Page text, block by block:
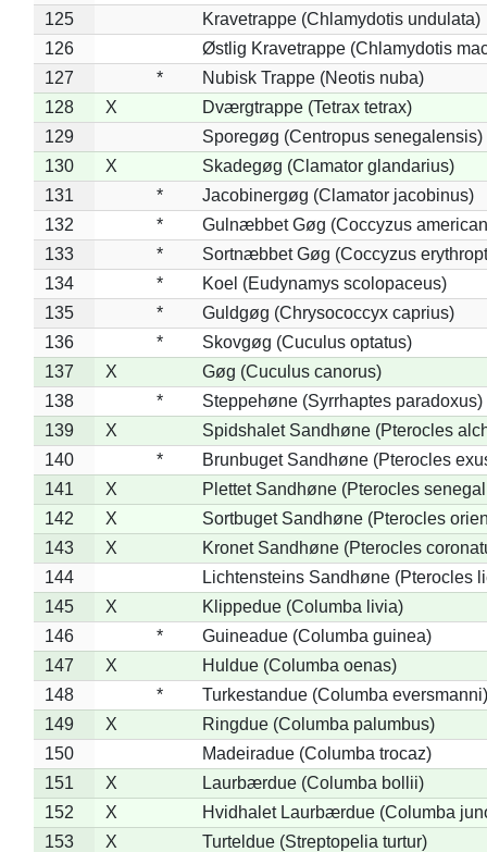
125
Kravetrappe (Chlamydotis undulata)
126
Østlig Kravetrappe (Chlamydotis
127
*
Nubisk Trappe (Neotis nuba)
128
X
Dværgtrappe (Tetrax tetrax)
129
Sporegøg (Centropus senegalensis)
130
X
Skadegøg (Clamator glandarius)
131
*
Jacobinergøg (Clamator jacobinus)
132
*
Gulnæbbet Gøg (Coccyzus
133
*
Sortnæbbet Gøg (Coccyzus
134
*
Koel (Eudynamys scolopaceus)
135
*
Guldgøg (Chrysococcyx caprius)
136
*
Skovgøg (Cuculus optatus)
137
X
Gøg (Cuculus canorus)
138
*
Steppehøne (Syrrhaptes paradoxus)
139
X
Spidshalet Sandhøne (Pterocles
140
*
Brunbuget Sandhøne (Pterocles
141
X
Plettet Sandhøne (Pterocles
142
X
Sortbuget Sandhøne (Pterocles
143
X
Kronet Sandhøne (Pterocles
144
Lichtensteins Sandhøne (Pterocles
145
X
Klippedue (Columba livia)
146
*
Guineadue (Columba guinea)
147
X
Huldue (Columba oenas)
148
*
Turkestandue (Columba eversmanni)
149
X
Ringdue (Columba palumbus)
150
Madeiradue (Columba trocaz)
151
X
Laurbærdue (Columba bollii)
152
X
Hvidhalet Laurbærdue (Columba
153
X
Turteldue (Streptopelia turtur)